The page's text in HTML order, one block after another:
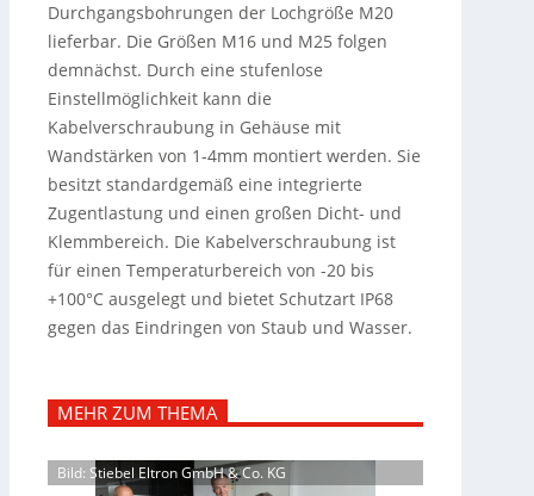
Durchgangsbohrungen der Lochgröße M20
lieferbar. Die Größen M16 und M25 folgen
demnächst. Durch eine stufenlose
Einstellmöglichkeit kann die
Kabelverschraubung in Gehäuse mit
Wandstärken von 1-4mm montiert werden. Sie
besitzt standardgemäß eine integrierte
Zugentlastung und einen großen Dicht- und
Klemmbereich. Die Kabelverschraubung ist
für einen Temperaturbereich von -20 bis
+100°C ausgelegt und bietet Schutzart IP68
gegen das Eindringen von Staub und Wasser.
MEHR ZUM THEMA
Bild: Stiebel Eltron GmbH & Co. KG